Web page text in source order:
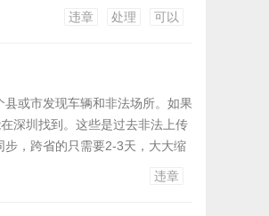
知道违章！...
违章 处理 可以
或市发现车辆和非法场所。如果
深圳找到。这些是过去非法上传
，跨省的只需要2-3天，大大缩
交警队的窗口按照专业人士的建
违章